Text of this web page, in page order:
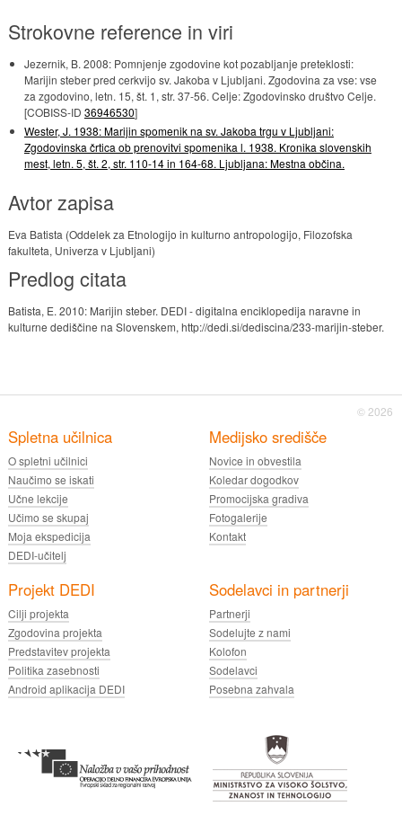
Strokovne reference in viri
Jezernik, B. 2008: Pomnjenje zgodovine kot pozabljanje preteklosti:
Marijin steber pred cerkvijo sv. Jakoba v Ljubljani. Zgodovina za vse: vse
za zgodovino, letn. 15, št. 1, str. 37-56. Celje: Zgodovinsko društvo Celje.
[COBISS-ID 36946530]
Wester, J. 1938: Marijin spomenik na sv. Jakoba trgu v Ljubljani:
Zgodovinska črtica ob prenovitvi spomenika l. 1938. Kronika slovenskih
mest, letn. 5, št. 2, str. 110-14 in 164-68. Ljubljana: Mestna občina.
Avtor zapisa
Eva Batista (Oddelek za Etnologijo in kulturno antropologijo, Filozofska
fakulteta, Univerza v Ljubljani)
Predlog citata
Batista, E. 2010: Marijin steber. DEDI - digitalna enciklopedija naravne in
kulturne dediščine na Slovenskem, http://dedi.si/dediscina/233-marijin-steber.
© 2026
Spletna učilnica
O spletni učilnici
Naučimo se iskati
Učne lekcije
Učimo se skupaj
Moja ekspedicija
DEDI-učitelj
Medijsko središče
Novice in obvestila
Koledar dogodkov
Promocijska gradiva
Fotogalerije
Kontakt
Projekt DEDI
Cilji projekta
Zgodovina projekta
Predstavitev projekta
Politika zasebnosti
Android aplikacija DEDI
Sodelavci in partnerji
Partnerji
Sodelujte z nami
Kolofon
Sodelavci
Posebna zahvala